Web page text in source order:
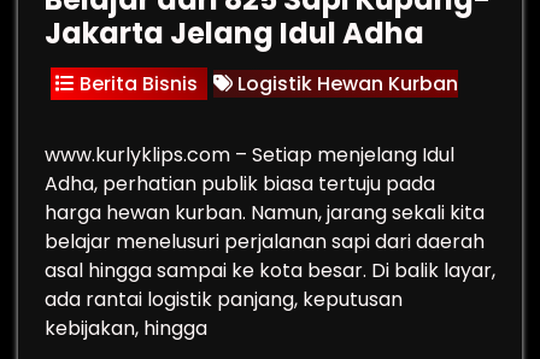
Jakarta Jelang Idul Adha
Berita Bisnis Logistik Hewan Kurban
www.kurlyklips.com – Setiap menjelang Idul
Adha, perhatian publik biasa tertuju pada
harga hewan kurban. Namun, jarang sekali kita
belajar menelusuri perjalanan sapi dari daerah
asal hingga sampai ke kota besar. Di balik layar,
ada rantai logistik panjang, keputusan
kebijakan, hingga